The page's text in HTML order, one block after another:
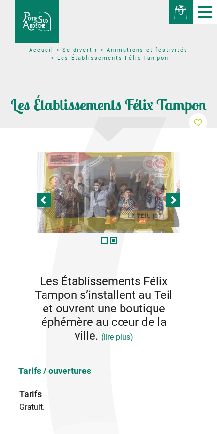
Accueil Se divertir
Animations et festivités
Les Établissements Félix Tampon
Les Établissements Félix Tampon
Les Établissements Félix
Tampon s’installent au Teil
et ouvrent une boutique
éphémère au cœur de la
ville. (lire plus)
Poussez la porte et laissez-vous choyer par les
tenanciers qui servent le café, poussent la
chansonnette ou vous convient pour des entresorts
Tarifs / ouvertures
Tarifs
Gratuit.